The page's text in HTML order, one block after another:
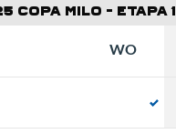
COPA MILO - ETAPA 1
WO